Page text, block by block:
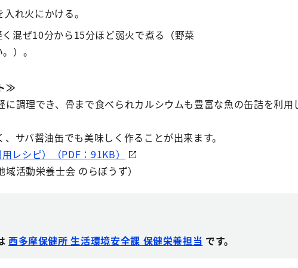
れ火にかける。
混ぜ10分から15分ほど弱火で煮る（野菜
）。
≫
調理でき、骨まで食べられカルシウムも豊富な魚の缶詰を利用
サバ醤油缶でも美味しく作ることが出来ます。
レシピ）（PDF：91KB）
活動栄養士会 のらぼうず）
西多摩保健所 生活環境安全課 保健栄養担当 です。